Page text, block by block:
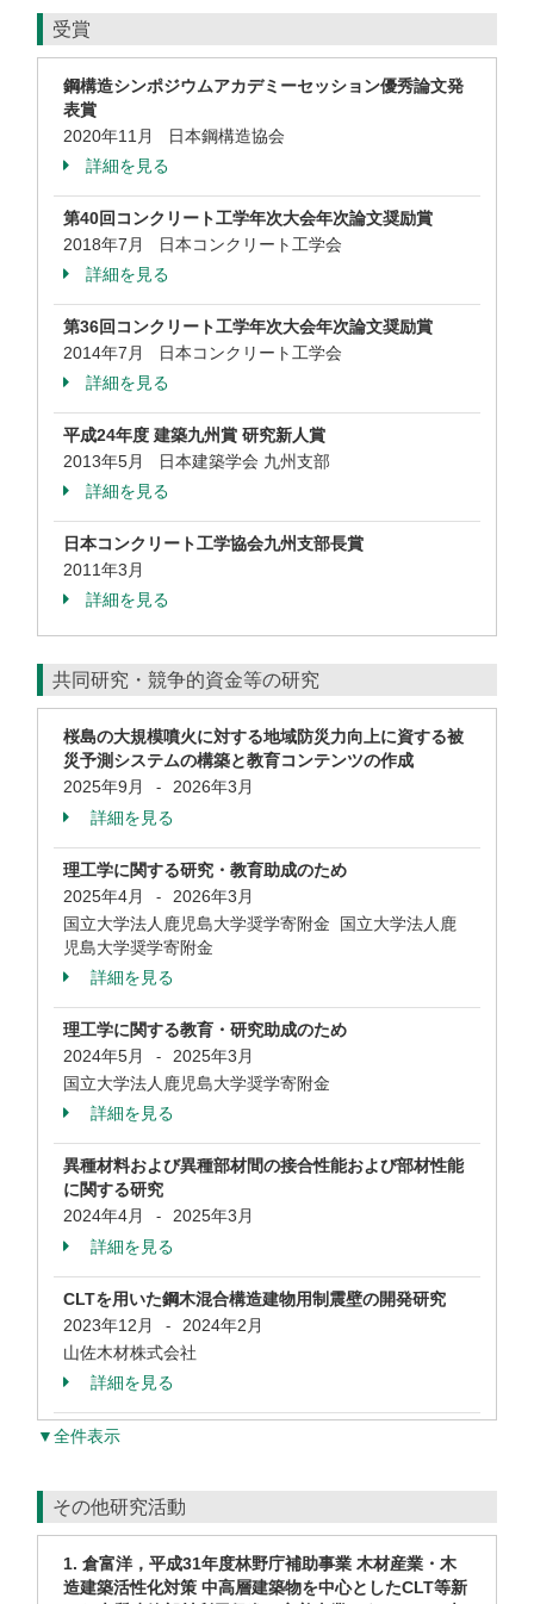
受賞
鋼構造シンポジウムアカデミーセッション優秀論文発
表賞
2020年11月 日本鋼構造協会
詳細を見る
第40回コンクリート工学年次大会年次論文奨励賞
2018年7月 日本コンクリート工学会
詳細を見る
第36回コンクリート工学年次大会年次論文奨励賞
2014年7月 日本コンクリート工学会
詳細を見る
平成24年度 建築九州賞 研究新人賞
2013年5月 日本建築学会 九州支部
詳細を見る
日本コンクリート工学協会九州支部長賞
2011年3月
詳細を見る
共同研究・競争的資金等の研究
桜島の大規模噴火に対する地域防災力向上に資する被
災予測システムの構築と教育コンテンツの作成
2025年9月
-
2026年3月
詳細を見る
理工学に関する研究・教育助成のため
2025年4月
-
2026年3月
国立大学法人鹿児島大学奨学寄附金 国立大学法人鹿
児島大学奨学寄附金
詳細を見る
理工学に関する教育・研究助成のため
2024年5月
-
2025年3月
国立大学法人鹿児島大学奨学寄附金
詳細を見る
異種材料および異種部材間の接合性能および部材性能
に関する研究
2024年4月
-
2025年3月
詳細を見る
CLTを用いた鋼木混合構造建物用制震壁の開発研究
2023年12月
-
2024年2月
山佐木材株式会社
詳細を見る
▼全件表示
その他研究活動
1. 倉富洋，平成31年度林野庁補助事業 木材産業・木
造建築活性化対策 中高層建築物を中心としたCLT等新